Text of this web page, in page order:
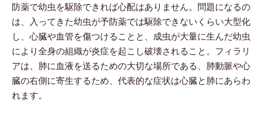
防薬で幼虫を駆除できれば心配はありません。問題になるの
は、入ってきた幼虫が予防薬では駆除できないくらい大型化
し、心臓や血管を傷つけることと、成虫が大量に生んだ幼虫
により全身の組織が炎症を起こし破壊されること。フィラリ
アは、肺に血液を送るための大切な場所である、肺動脈や心
臓の右側に寄生するため、代表的な症状は心臓と肺にあらわ
れます。